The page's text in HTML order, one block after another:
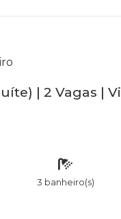
| 2 Vagas |
3 banheiro(s)